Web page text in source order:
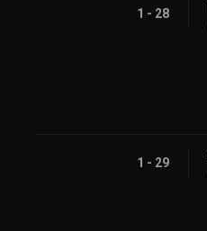
1 - 28
1 - 29